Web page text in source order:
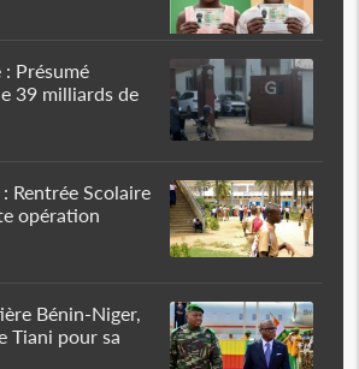
Présumé
39 milliards de
Rentrée Scolaire
opération
Bénin-Niger,
Tiani pour sa